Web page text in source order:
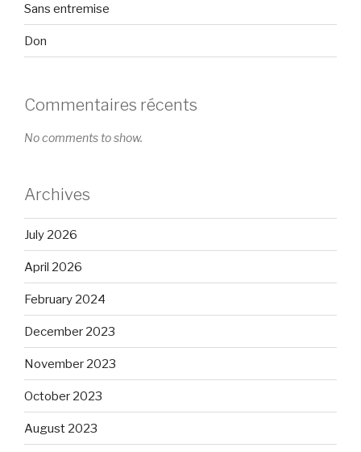
Sans entremise
Don
Commentaires récents
No comments to show.
Archives
July 2026
April 2026
February 2024
December 2023
November 2023
October 2023
August 2023